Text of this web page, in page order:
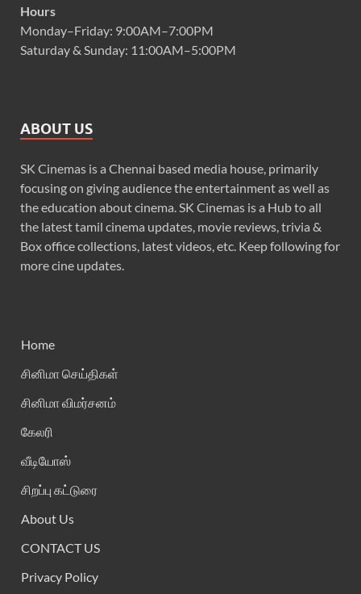
Hours
Monday–Friday: 9:00AM–7:00PM
Saturday & Sunday: 11:00AM–5:00PM
ABOUT US
SK Cinemas is a Chennai based media house, primarily
focusing on giving audience the entertainment as well as
the education about cinema. SK Cinemas is a Hub to all
the latest tamil cinema updates, movie reviews, trivia &
Box office collections, latest videos, etc. Keep following for
more cine updates.
Home
சினிமா செய்திகள்
சினிமா விமர்சனம்
கேலரி
வீடியோஸ்
சிறப்பு கட்டுரை
About Us
CONTACT US
Privacy Policy